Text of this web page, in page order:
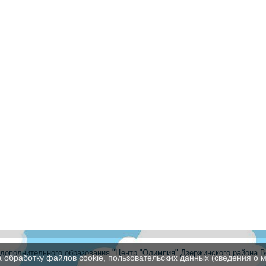
образования "Центр "Олимпия" Дзержинского района
файлов cookie, пользовательских данных (сведения